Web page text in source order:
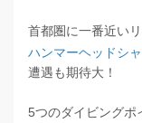
首都圏に一番近い
ハンマーヘッドシ
遭遇も期待大！
5つのダイビングポ